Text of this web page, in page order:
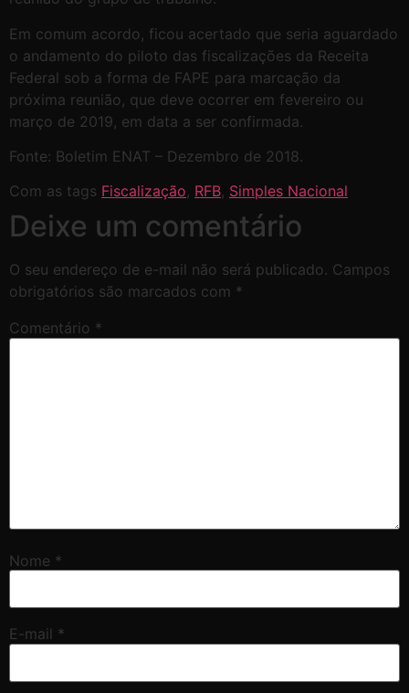
Em comum acordo, ficou acertado que seria aguardado
o andamento do piloto das fiscalizações da Receita
Federal sob a forma de FAPE para marcação da
próxima reunião, que deve ocorrer em fevereiro ou
março de 2019, em data a ser confirmada.
Fonte: Boletim ENAT – Dezembro de 2018.
Com as tags Fiscalização, RFB, Simples Nacional
Deixe um comentário
O seu endereço de e-mail não será publicado. Campos
obrigatórios são marcados com *
Comentário *
Nome *
E-mail *